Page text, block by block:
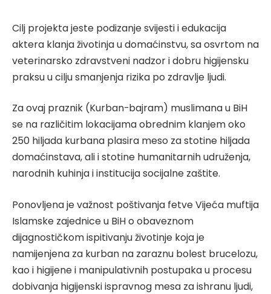
Cilj projekta jeste podizanje svijesti i edukacija
aktera klanja životinja u domaćinstvu, sa osvrtom na
veterinarsko zdravstveni nadzor i dobru higijensku
praksu u cilju smanjenja rizika po zdravlje ljudi.
Za ovaj praznik (Kurban-bajram) muslimana u BiH
se na različitim lokacijama obrednim klanjem oko
250 hiljada kurbana plasira meso za stotine hiljada
domaćinstava, ali i stotine humanitarnih udruženja,
narodnih kuhinja i institucija socijalne zaštite.
Ponovljena je važnost poštivanja fetve Vijeća muftija
Islamske zajednice u BiH o obaveznom
dijagnostičkom ispitivanju životinje koja je
namijenjena za kurban na zaraznu bolest brucelozu,
kao i higijene i manipulativnih postupaka u procesu
dobivanja higijenski ispravnog mesa za ishranu ljudi,